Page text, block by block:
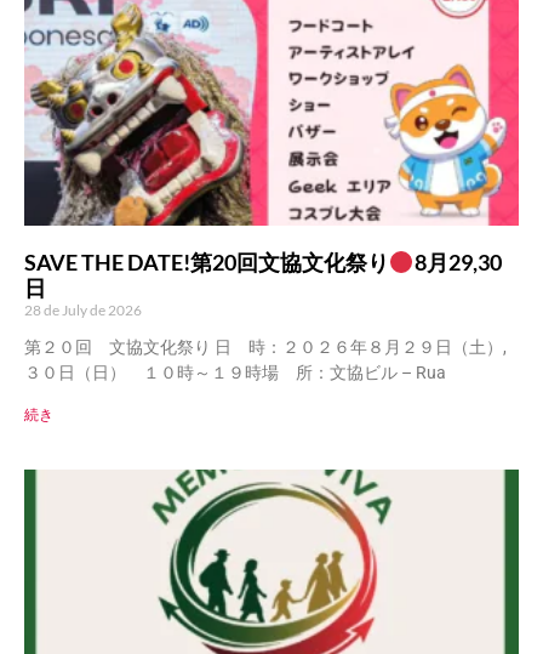
SAVE THE DATE!第20回文協文化祭り
8月29,30
日
28 de July de 2026
第２０回 文協文化祭り 日 時：２０２６年８月２９日（土）,
３０日（日） １０時～１９時場 所：文協ビル – Rua
続き